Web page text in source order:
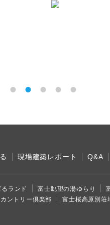
現場建築レポート Q&A
ランド 富士眺望の湯ゆらり
ントリー倶楽部 富士桜高原別荘